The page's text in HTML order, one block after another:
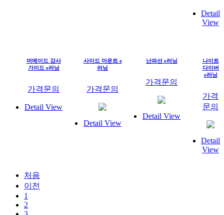
Detail
View
머메이드 강사
가이드 e러닝
가격문의
Detail View
사이드 마운트 e
러닝
가격문의
Detail View
난파선 e러닝
가격문의
Detail View
나이트
다이버
e러닝
가격
문의
Detail
View
처음
이전
1
2